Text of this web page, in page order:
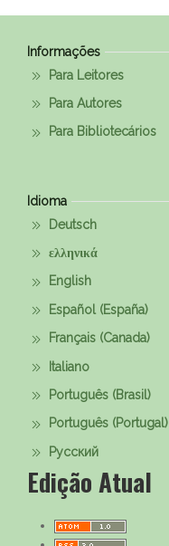
Informações
Para Leitores
Para Autores
Para Bibliotecários
Idioma
Deutsch
ελληνικά
English
Español (España)
Français (Canada)
Italiano
Português (Brasil)
Português (Portugal)
Русский
Edição Atual